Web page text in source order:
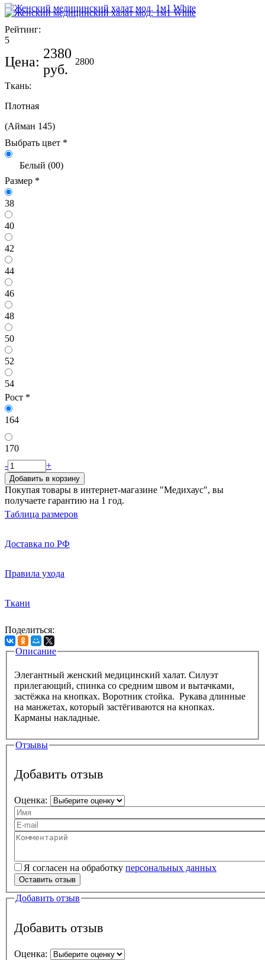
Рейтинг:
5
Цена:
2380
руб.
2800
Ткань:
Плотная
(Айман 145)
Белый (00)
Размер *
38
40
42
44
46
48
50
52
54
Рост *
164
170
-
+
Добавить в корзину
Покупая товары в интернет-магазине "Медихаус", вы
получаете гарантию на 1 год.
Таблица размеров
Доставка по РФ
Правила ухода
Ткани
Поделиться:
Описание
Элегантный женский медицинский халат. Силуэт
прилегающий, спинка со средним швом и вытачками,
застёжка на кнопках. Воротник стойка. Рукава длинные
на манжетах, который застёгиваются на кнопках.
Карманы накладные.
Отзывы
Добавить отзыв
Оценка:
Ваше имя
Ваш e-mail
Текст вашего отзыва
Я согласен на обработку персональных данных
Персональные данные
Оставить отзыв
Добавить отзыв
Добавить отзыв
Оценка: